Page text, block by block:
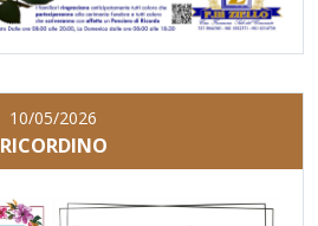
10/05/2026
RICORDINO